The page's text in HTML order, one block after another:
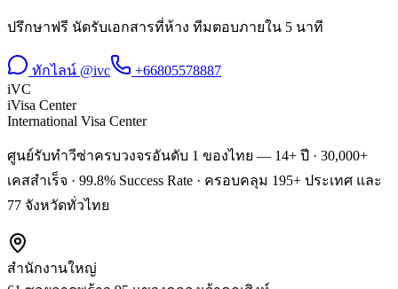
ปรึกษาฟรี นัดรับเอกสารที่ห้าง ทีมตอบภายใน 5 นาที
ทักไลน์ @ivc
+66805578887
iVC
iVisa Center
International Visa Center
ศูนย์รับทำวีซ่าครบวงจรอันดับ 1 ของไทย — 14+ ปี · 30,000+
เคสสำเร็จ · 99.8% Success Rate · ครอบคลุม 195+ ประเทศ และ
77 จังหวัดทั่วไทย
สำนักงานใหญ่